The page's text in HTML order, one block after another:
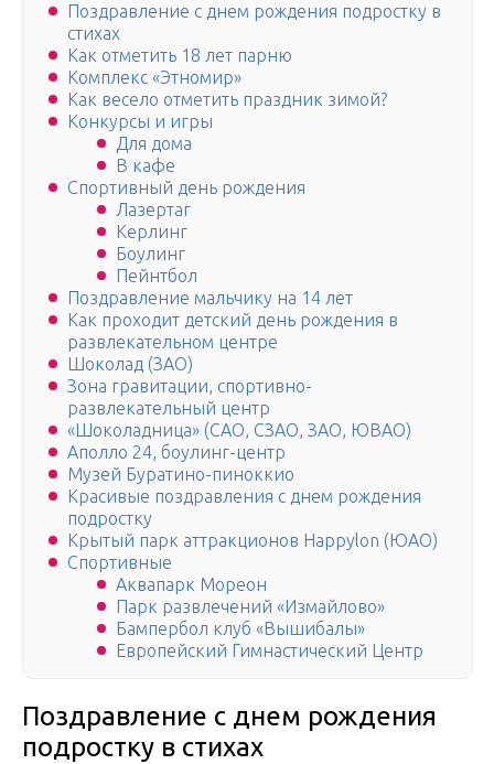
Поздравление с днем рождения подростку в
стихах
Как отметить 18 лет парню
Комплекс «Этномир»
Как весело отметить праздник зимой?
Конкурсы и игры
Для дома
В кафе
Спортивный день рождения
Лазертаг
Керлинг
Боулинг
Пейнтбол
Поздравление мальчику на 14 лет
Как проходит детский день рождения в
развлекательном центре
Шоколад (ЗАО)
Зона гравитации, спортивно-
развлекательный центр
«Шоколадница» (САО, СЗАО, ЗАО, ЮВАО)
Аполло 24, боулинг-центр
Музей Буратино-пиноккио
Красивые поздравления с днем рождения
подростку
Крытый парк аттракционов Happylon (ЮАО)
Спортивные
Аквапарк Мореон
Парк развлечений «Измайлово»
Бампербол клуб «Вышибалы»
Европейский Гимнастический Центр
Поздравление с днем рождения
подростку в стихах